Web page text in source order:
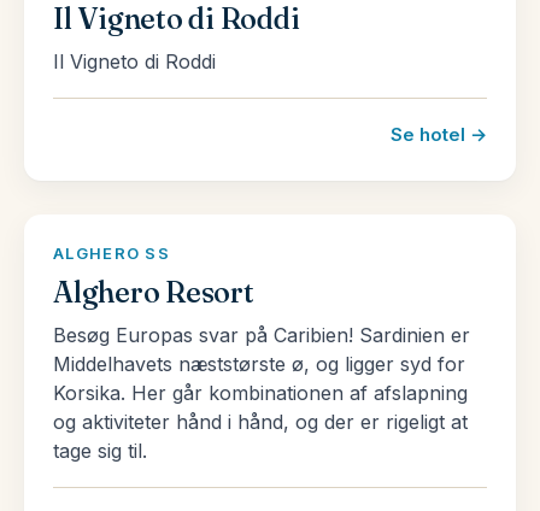
Il Vigneto di Roddi
Il Vigneto di Roddi
Se hotel →
ALGHERO SS
Alghero Resort
Besøg Europas svar på Caribien! Sardinien er
Middelhavets næststørste ø, og ligger syd for
Korsika. Her går kombinationen af afslapning
og aktiviteter hånd i hånd, og der er rigeligt at
tage sig til.